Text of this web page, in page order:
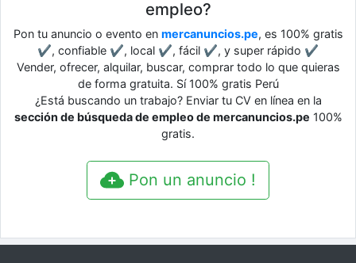
empleo?
Pon tu anuncio o evento en mercanuncios.pe, es 100% gratis
✔, confiable ✔, local ✔, fácil ✔, y super rápido ✔
Vender, ofrecer, alquilar, buscar, comprar todo lo que quieras
de forma gratuita. Sí 100% gratis Perú
¿Está buscando un trabajo? Enviar tu CV en línea en la
sección de búsqueda de empleo de mercanuncios.pe 100%
gratis.
Pon un anuncio !